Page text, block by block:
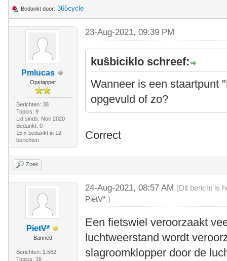
Bedankt door: 365cycle
Pmlucas
Opstapper
Berichten: 38
Topics: 9
Lid sinds: Nov 2020
Bedankt: 0
15 x bedankt in 12
berichten
23-Aug-2021, 09:39 PM
kuŝbiciklo schreef:
Wanneer is een staartpunt
opgevuld of zo?
Correct
Zoek
PietV*
Banned
Berichten: 1.562
Topics: 16
24-Aug-2021, 08:57 AM (Dit bericht is
PietV*.)
Een fietswiel veroorzaakt
luchtweerstand wordt
slagroomklopper door de